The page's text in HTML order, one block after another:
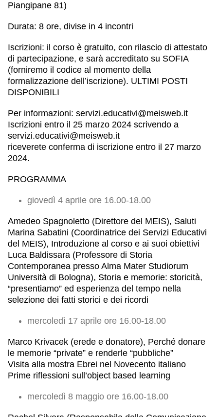
Piangipane 81)
Durata: 8 ore, divise in 4 incontri
Iscrizioni: il corso è gratuito, con rilascio di attestato
di partecipazione, e sarà accreditato su SOFIA
(forniremo il codice al momento della
formalizzazione dell’iscrizione). ULTIMI POSTI
DISPONIBILI
Per informazioni: servizi.educativi@meisweb.it
Iscrizioni entro il 25 marzo 2024 scrivendo a
servizi.educativi@meisweb.it
riceverete conferma di iscrizione entro il 27 marzo
2024.
PROGRAMMA
giovedì 4 aprile ore 16.00-18.00
Amedeo Spagnoletto (Direttore del MEIS), Saluti
Marina Sabatini (Coordinatrice dei Servizi Educativi
del MEIS), Introduzione al corso e ai suoi obiettivi
Luca Baldissara (Professore di Storia
Contemporanea presso Alma Mater Studiorum
Università di Bologna), Storia e memorie: storicità,
“presentiamo” ed esperienza del tempo nella
selezione dei fatti storici e dei ricordi
mercoledì 17 aprile ore 16.00-18.00
Marco Krivacek (erede e donatore), Perché donare
le memorie “private” e renderle “pubbliche”
Visita alla mostra Ebrei nel Novecento italiano
Prime riflessioni sull’object based learning
mercoledì 8 maggio ore 16.00-18.00